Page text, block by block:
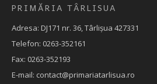
PRIMĂRIA TÂRLISUA
Adresa: DJ171 nr. 36, Târlișua 427331
Telefon: 0263-352161
Fax: 0263-352193
E-mail: contact@primariatarlisua.ro